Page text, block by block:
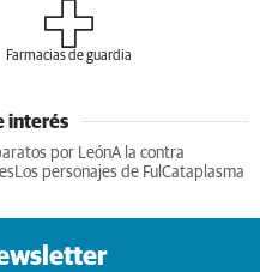
Farmacias de guardia
interés
por LeónA la contra
Los personajes de Ful Cataplasma